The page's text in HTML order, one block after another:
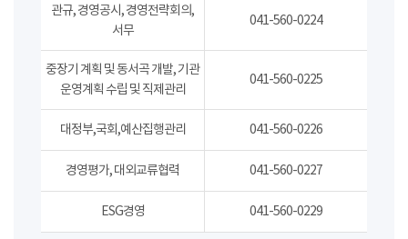
관규, 경영공시, 경영전략회의,
서무
041-560-0224
중장기 계획 및 동서곡 개발, 기관
운영계획 수립 및 직제관리
041-560-0225
대정부,국회,예산집행관리 041-560-0226
경영평가, 대외교류협력 041-560-0227
ESG경영 041-560-0229